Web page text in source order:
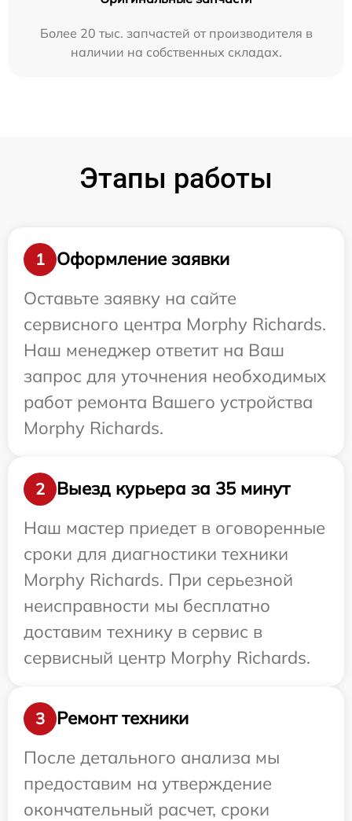
Более 20 тыс. запчастей от производителя в
наличии на собственных складах.
Этапы работы
1
Оформление заявки
Оставьте заявку на сайте
сервисного центра Morphy Richards.
Наш менеджер ответит на Ваш
запрос для уточнения необходимых
работ ремонта Вашего устройства
Morphy Richards.
2
Выезд курьера за 35 минут
Наш мастер приедет в оговоренные
сроки для диагностики техники
Morphy Richards. При серьезной
неисправности мы бесплатно
доставим технику в сервис в
сервисный центр Morphy Richards.
3
Ремонт техники
После детального анализа мы
предоставим на утверждение
окончательный расчет, сроки